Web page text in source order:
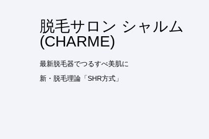
脱毛サロン シャルム
(CHARME)
最新脱毛器でつるすべ美肌に
新・脱毛理論「SHR方式」